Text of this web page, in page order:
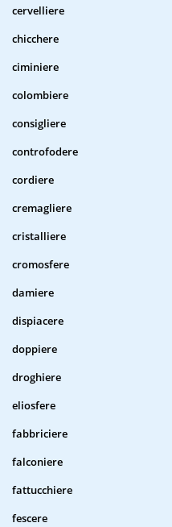
cervelliere
chicchere
ciminiere
colombiere
consigliere
controfodere
cordiere
cremagliere
cristalliere
cromosfere
damiere
dispiacere
doppiere
droghiere
eliosfere
fabbriciere
falconiere
fattucchiere
fescere